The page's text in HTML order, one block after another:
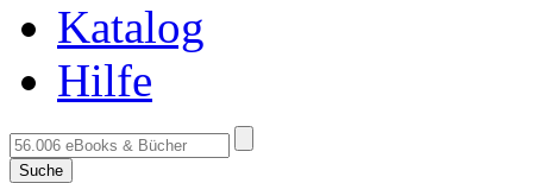
Katalog
Hilfe
Suche